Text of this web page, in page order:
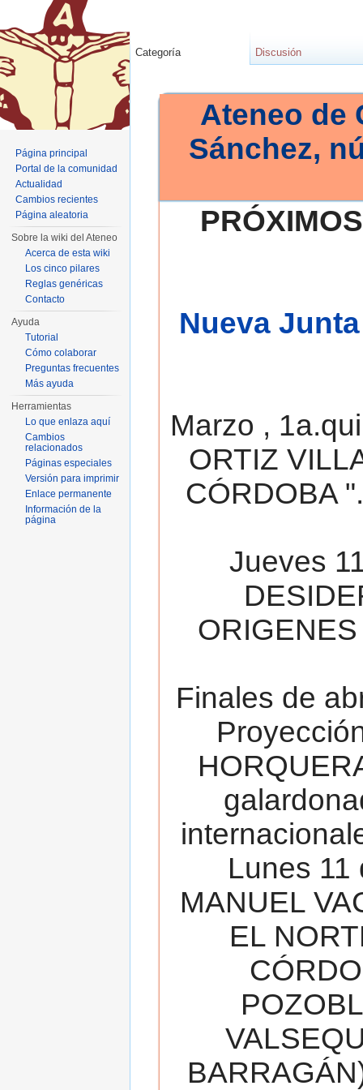
Ateneo de
Sánchez,
Nueva
Marzo ,
ORTIZ
CÓRDOBA
Jueves
Finales de
Lunes 11
MANUEL
EL
Categoría Discusión
Página principal
Portal de la comunidad
Actualidad
Cambios recientes
Página aleatoria
Sobre la wiki del Ateneo
Acerca de esta wiki
Los cinco pilares
Reglas genéricas
Contacto
Ayuda
Tutorial
Cómo colaborar
Preguntas frecuentes
Más ayuda
Herramientas
Lo que enlaza aquí
Cambios
relacionados
Páginas especiales
Versión para imprimir
Enlace permanente
Información de la
página